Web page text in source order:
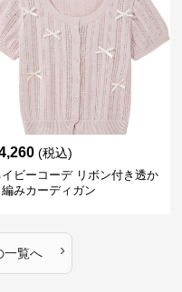
(税込)
イビーコーデ リボン付き透か
編みカーディガン
一覧へ ›